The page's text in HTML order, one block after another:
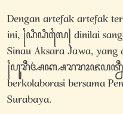
Dengan artefak artefak
ini, ꧌ꦝꦶꦝꦶꦭꦻ꧍ dinilai
Sinau Aksara Jawa, yang
꧌ꦥꦸꦫꦷꦄꦏ꧀ꦱꦫꦫꦴꦗꦥꦠ꧀ꦤꦷ꧍
berkolaborasi bersama
Surabaya.